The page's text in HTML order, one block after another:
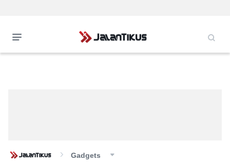
Gadgets